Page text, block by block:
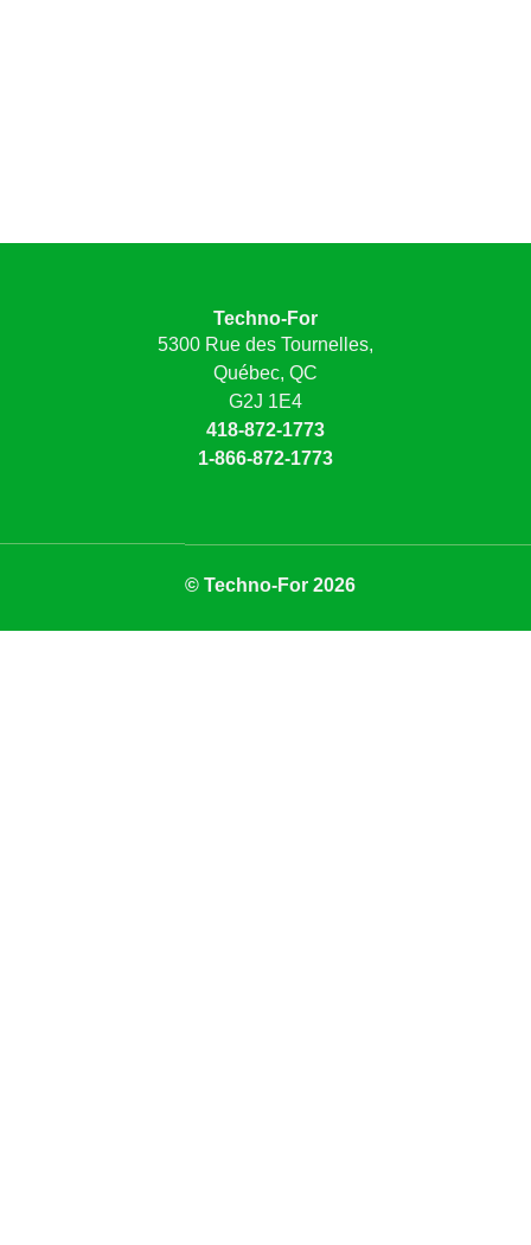
Techno-For
5300 Rue des Tournelles,
Québec, QC
G2J 1E4
418-872-1773
1-866-872-1773
© Techno-For 2026